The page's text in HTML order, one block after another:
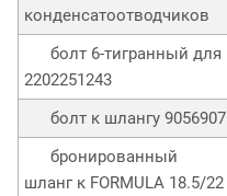
конденсатоотводчиков
болт 6-тигранный для
2202251243
болт к шлангу 9056907
бронированный
шланг к FORMULA 18.5/22